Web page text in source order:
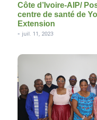
Côte d’Ivoire-AIP/
centre de santé de
Extension
- juil. 11, 2023